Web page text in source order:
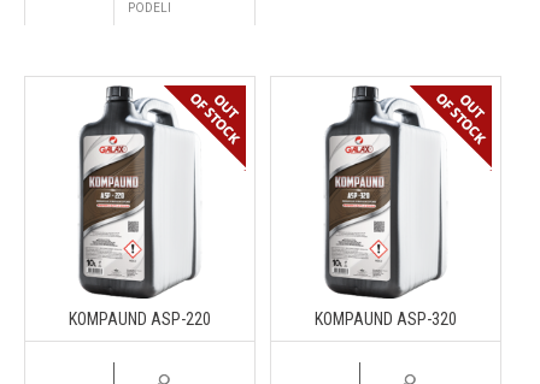
PODELI
KOMPAUND ASP-220 KOMPAUND ASP-320